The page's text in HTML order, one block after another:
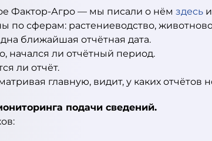
Фактор-Агро — мы писали о нём здесь и
по сферам: растениеводство,
ближайшая отчётная дата.
начался ли отчётный период.
ли отчёт.
главную, видит, у каких отчётов
подачи сведений.